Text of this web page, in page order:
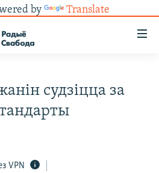
by Translate
судзіцца за
VPN